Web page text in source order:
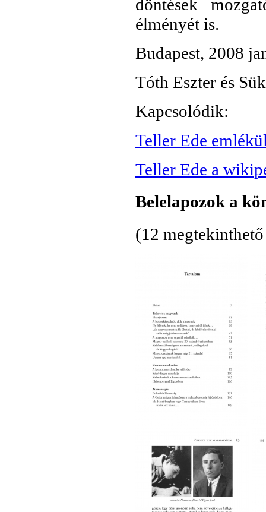
döntések
élményét is.
Budapest, 2008
Tóth Eszter és
Kapcsolódik:
Teller Ede
Teller Ede a
Belelapozok a
(12